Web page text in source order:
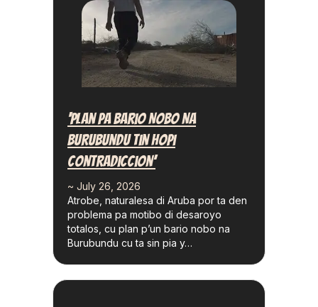
‘Plan Pa Bario Nobo Na
Burubundu Tin Hopi
Contradiccion’
~ July 26, 2026
Atrobe, naturalesa di Aruba por ta den
problema pa motibo di desaroyo
totalos, cu plan p’un bario nobo na
Burubundu cu ta sin pia y…